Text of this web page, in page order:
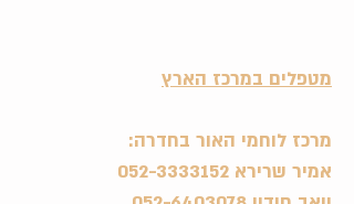
מטפלים במרכז הארץ
מרכז לוחמי האור בחדרה:
אמיר שרירא 052-3333152